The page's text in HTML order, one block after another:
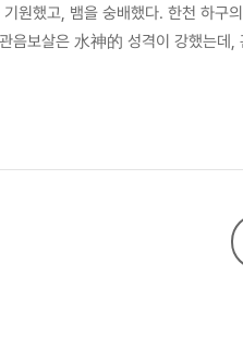
원했고, 뱀을 숭배했다. 한천 하
음보살은 水神的 성격이 강했는데,